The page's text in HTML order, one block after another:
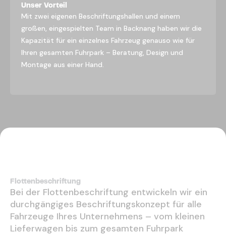
Unser Vorteil
Mit zwei eigenen Beschriftungshallen und einem
großen, eingespielten Team in Backnang haben wir die
Kapazität für ein einzelnes Fahrzeug genauso wie für
Ihren gesamten Fuhrpark – Beratung, Design und
Montage aus einer Hand.
Flottenbeschriftung
Bei der Flottenbeschriftung entwickeln wir ein
durchgängiges Beschriftungskonzept für alle
Fahrzeuge Ihres Unternehmens – vom kleinen
Lieferwagen bis zum gesamten Fuhrpark